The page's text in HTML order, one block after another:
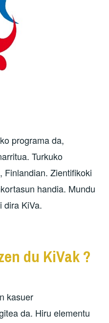
programa da,
Turkuko
Finlandian. Zientifikoki
handia. Mundu
dira KiVa.
du KiVak ?
kasuer
da. Hiru elementu